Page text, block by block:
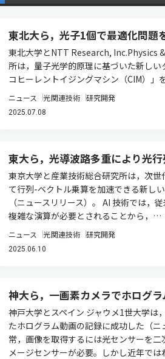
東北大ら，光子1個で最適化問題
東北大学とNTT Research, Inc.Physics
所は，量子光学的原理に基づいた新し
コヒーレントイジングマシン（CIM）」
ニュース 光関連技術 研究開発
2025.07.08
東大ら，光導波路多重により光
東京大学と産業技術総合研究所は，次
て行列-ベクトル乗算を加速できる新し
（ニュースリリース）。 AI 技術では，
複雑な演算が必要とされることから，…
ニュース 光関連技術 研究開発
2025.06.10
神大ら，一画素カメラでホログ
神戸大学とスペイン ジャウメ1世大学は
たホログラム動画の記録に成功した（ニ
常，画像を取得するには光センサーを
メージセンサーが必要。しかし近年で